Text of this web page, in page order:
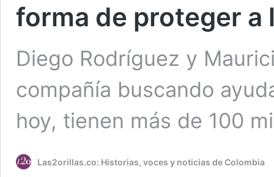
forma de proteger a
Diego Rodríguez y
compañía buscando
hoy, tienen más de 100
Las2orillas.co: Historias, voces y noticias de Colombia